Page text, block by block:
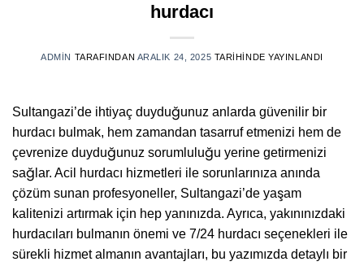
hurdacı
ADMIN TARAFINDAN ARALIK 24, 2025 TARIHINDE YAYINLANDI
Sultangazi’de ihtiyaç duyduğunuz anlarda güvenilir bir
hurdacı bulmak, hem zamandan tasarruf etmenizi hem de
çevrenize duyduğunuz sorumluluğu yerine getirmenizi
sağlar. Acil hurdacı hizmetleri ile sorunlarınıza anında
çözüm sunan profesyoneller, Sultangazi’de yaşam
kalitenizi artırmak için hep yanınızda. Ayrıca, yakınınızdaki
hurdacıları bulmanın önemi ve 7/24 hurdacı seçenekleri ile
sürekli hizmet almanın avantajları, bu yazımızda detaylı bir